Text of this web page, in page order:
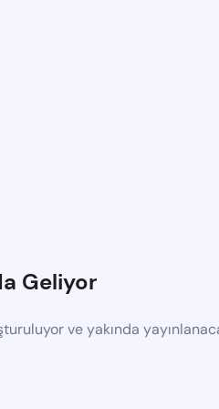
Geliyor
ve yakında